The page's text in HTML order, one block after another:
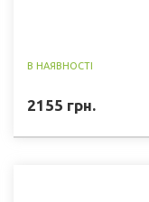
В НАЯВНОСТІ
2155 грн.